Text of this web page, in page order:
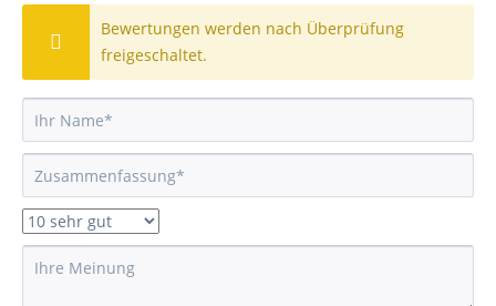
Bewertungen werden nach Überprüfung
freigeschaltet.